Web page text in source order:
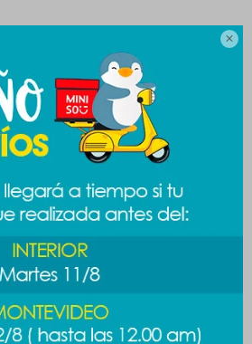

te pueden interesar